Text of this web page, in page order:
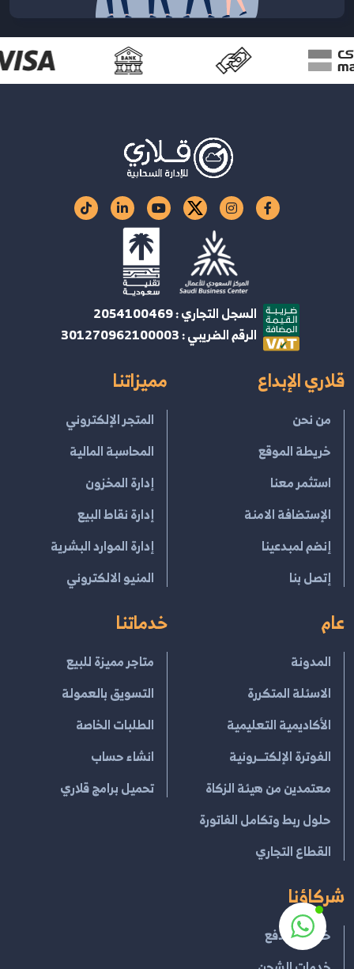
السجل التجاري : 2054100469
الرقم الضريبي : 301270962100003
قلاري الإبداع
من نحن
خريطة الموقع
استثمر معنا
الإستضافة الامنة
إنضم لمبدعينا
إتصل بنا
مميزاتنا
المتجر الإلكتروني
المحاسبة المالية
إدارة المخزون
إدارة نقاط البيع
إدارة الموارد البشرية
المنيو الالكتروني
عام
المدونة
الاسئلة المتكررة
الأكاديمية التعليمية
الفوترة الإلكتــرونية
معتمدين من هيئة الزكاة
حلول ربط وتكامل الفاتورة
القطاع التجاري
خدماتنا
متاجر مميزة للبيع
التسويق بالعمولة
الطلبات الخاصة
انشاء حساب
تحميل برامج قلاري
شركاؤنا
خدمات الدفع